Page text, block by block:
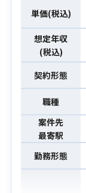
必須スキル
単価(税込)
想定年収
(税込)
契約形態
職種
案件先
最寄駅
勤務形態